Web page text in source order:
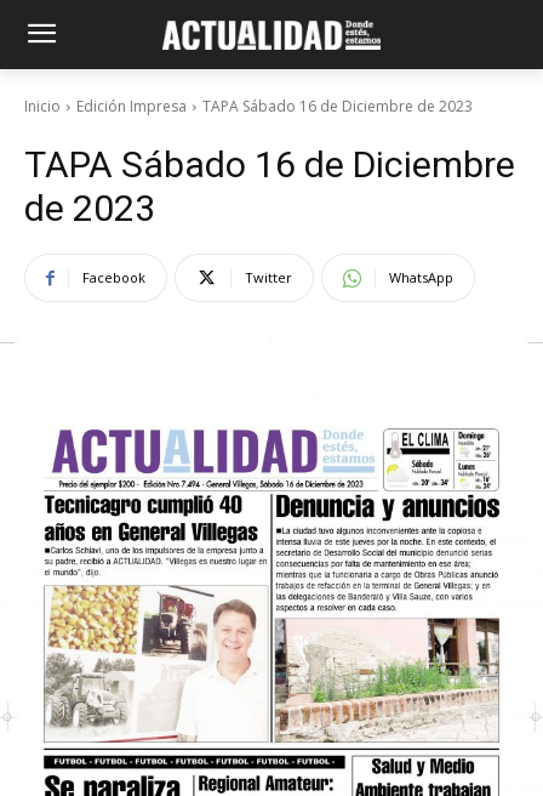
Inicio Edición Impresa TAPA Sábado 16 de Diciembre de 2023
TAPA Sábado 16 de Diciembre
de 2023
Facebook Twitter WhatsApp